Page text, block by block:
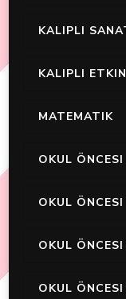
KALIPLI
KALIPLI
MATEMATIK
OKUL ÖNCESI
OKUL
OKUL
OKUL